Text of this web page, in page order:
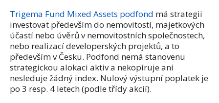
Trigema Fund Mixed Assets podfond má strategii
investovat především do nemovitostí, majetkových
účastí nebo úvěrů v nemovitostních společnostech,
nebo realizací developerských projektů, a to
především v Česku. Podfond nemá stanovenu
strategickou alokaci aktiv a nekopíruje ani
nesleduje žádný index. Nulový výstupní poplatek je
po 3 resp. 4 letech (podle třídy akcií).